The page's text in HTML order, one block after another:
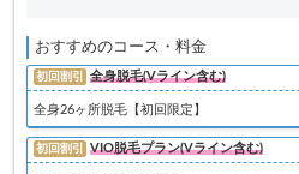
おすすめのコース・料金
初回割引 全身脱毛(Vライン含む)
全身26ヶ所脱毛【初回限定】
初回割引 VIO脱毛プラン(Vライン含む)